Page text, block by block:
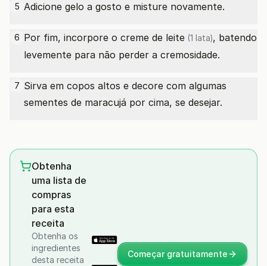
5 Adicione gelo a gosto e misture novamente.
6 Por fim, incorpore o creme de leite (1 lata), batendo
levemente para não perder a cremosidade.
7 Sirva em copos altos e decore com algumas
sementes de maracujá por cima, se desejar.
Obtenha
uma lista de
compras
para esta
receita
Obtenha os
ingredientes
desta receita
Começar gratuitamente